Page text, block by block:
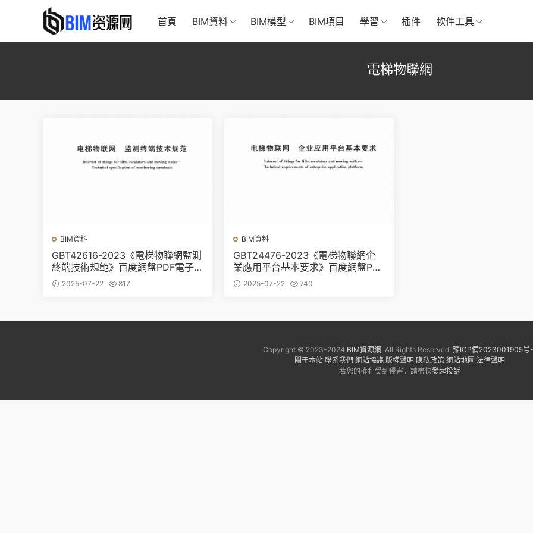
首頁 BIM資料 BIM模型 BIM項目 學習 插件 軟件工具
電梯物聯網
BIM資料
GBT42616-2023《電梯物聯網監測
終端技術規範》百度網盤PDF電子版
下載2025-07-22 817
BIM資料
GBT24476-2023《電梯物聯網企
業應用平台基本要求》百度網盤PDF
電子版下載
2025-07-22 740
Copyright © 2023-2024 BIM資源網. All Rights Reserved. 豫ICP備2023001905号
關于本站 聯系我們 網站協議 版權聲明 隐私政策 網站地圖 法律聲明
若您的權利受到侵害，請盡快發起投訴